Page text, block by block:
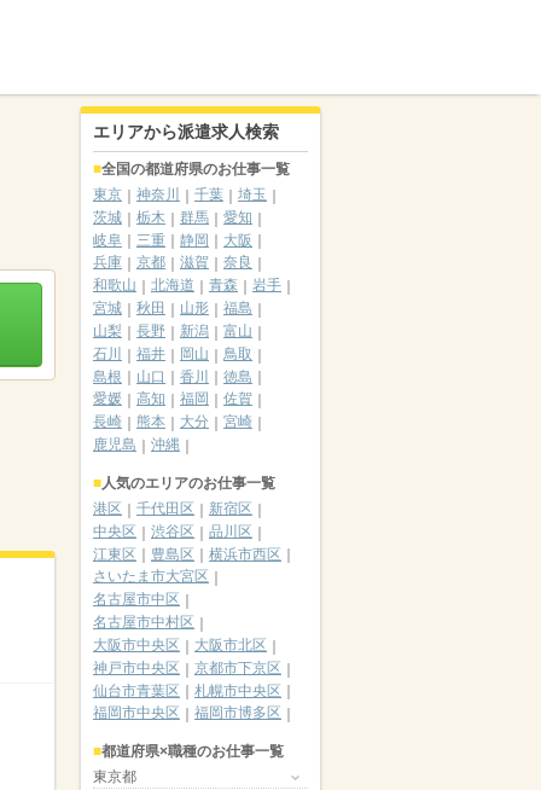
エリアから派遣求人検索
全国の都道府県のお仕事一覧
東京
神奈川 千葉
埼玉
茨城
栃木 群馬
愛知
岐阜
三重 静岡
大阪
兵庫
京都 滋賀
奈良
和歌山
北海道 青森
岩手
宮城
秋田 山形
福島
山梨
長野 新潟
富山
石川
福井 岡山
鳥取
島根
山口 香川
徳島
愛媛
高知 福岡
佐賀
長崎
熊本 大分
宮崎
鹿児島
沖縄
人気のエリアのお仕事一覧
港区
千代田区
新宿区
中央区
渋谷区
品川区
江東区
豊島区
横浜市西区
さいたま市大宮区
名古屋市中区
名古屋市中村区
大阪市中央区
大阪市北区
神戸市中央区
京都市下京区
仙台市青葉区
札幌市中央区
福岡市中央区
福岡市博多区
都道府県×職種のお仕事一覧
東京都